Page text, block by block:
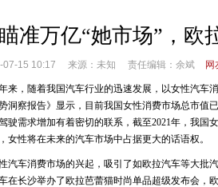
瞄准万亿“她市场”，欧
07-15 10:17 来源：未知 责任编辑：余斌 网
来，随着我国汽车行业的迅速发展，以女性汽车
洞察报告》显示，目前我国女性消费市场总市值
驶需求增加有着密切的联系，截至2021年，我国
女性将在未来的汽车市场中占据更大的话语权。
汽车消费市场的兴起，吸引了如欧拉汽车等大批
在长沙举办了欧拉芭蕾猫时尚单品超级发布会，